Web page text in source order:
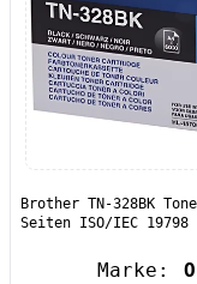
Brother TN-328BK
Seiten ISO/IEC 19798
Marke: